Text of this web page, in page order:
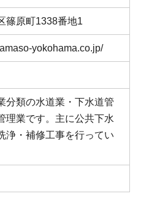
篠原町1338番地1
yokohama.co.jp/
分類の水道業・下水道管
理業です。主に公共下水
浄・補修工事を行ってい